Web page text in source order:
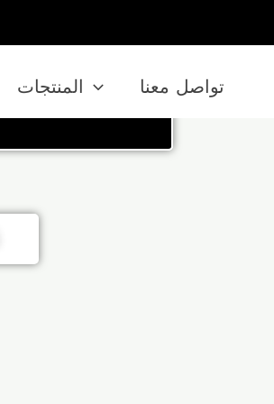
المنتجات تواصل معنا